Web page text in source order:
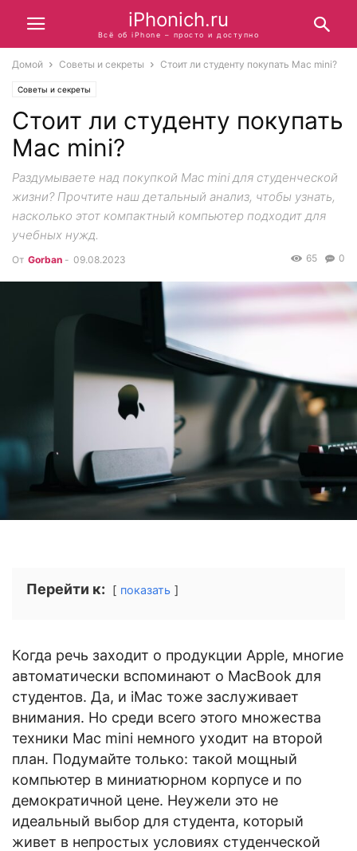
iPhonich.ru
Всё об iPhone – просто и доступно
Домой Советы и секреты Стоит ли студенту покупать Mac mini?
Советы и секреты
Стоит ли студенту покупать
Mac mini?
Раздумываете над покупкой Mac mini для студенческой
жизни? Прочтите наш детальный анализ, чтобы узнать,
насколько этот компактный компьютер подходит для
учебных нужд.
От Gorban - 09.08.2023 0
65
Перейти к: показать
Когда речь заходит о продукции Apple, многие
автоматически вспоминают о MacBook для
студентов. Да, и iMac тоже заслуживает
внимания. Но среди всего этого множества
техники Mac mini немного уходит на второй
план. Подумайте только: такой мощный
компьютер в миниатюрном корпусе и по
демократичной цене. Неужели это не
идеальный выбор для студента, который
живет в непростых условиях студенческой